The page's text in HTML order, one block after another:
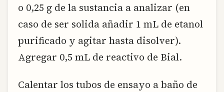
o 0,25 g de la sustancia a analizar (en
caso de ser solida añadir 1 mL de etanol
purificado y agitar hasta disolver).
Agregar 0,5 mL de reactivo de Bial.
Calentar los tubos de ensayo a baño de